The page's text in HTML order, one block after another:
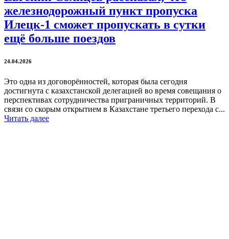
железнодорожный пункт пропуска
Илецк-1 сможет пропускать в сутки
ещё больше поездов
24.04.2026
Это одна из договорённостей, которая была сегодня
достигнута с казахстанской делегацией во время совещания о
перспективах сотрудничества приграничных территорий. В
связи со скорым открытием в Казахстане третьего перехода с...
Читать далее